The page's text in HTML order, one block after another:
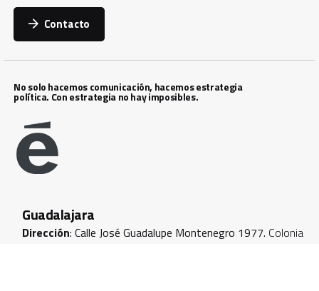
Contacto
No solo hacemos comunicación, hacemos estrategia
política. Con estrategia no hay imposibles.
Guadalajara
Dirección: Calle José Guadalupe Montenegro 1977. Colonia